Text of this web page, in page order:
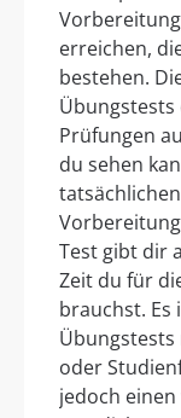
erreichen,
bestehen.
Prüfungen
du sehen
Test gibt dir
Zeit du für
brauchst. Es
oder
jedoch